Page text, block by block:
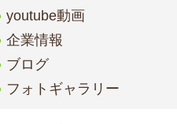
youtube動画
企業情報
ブログ
フォトギャラリー